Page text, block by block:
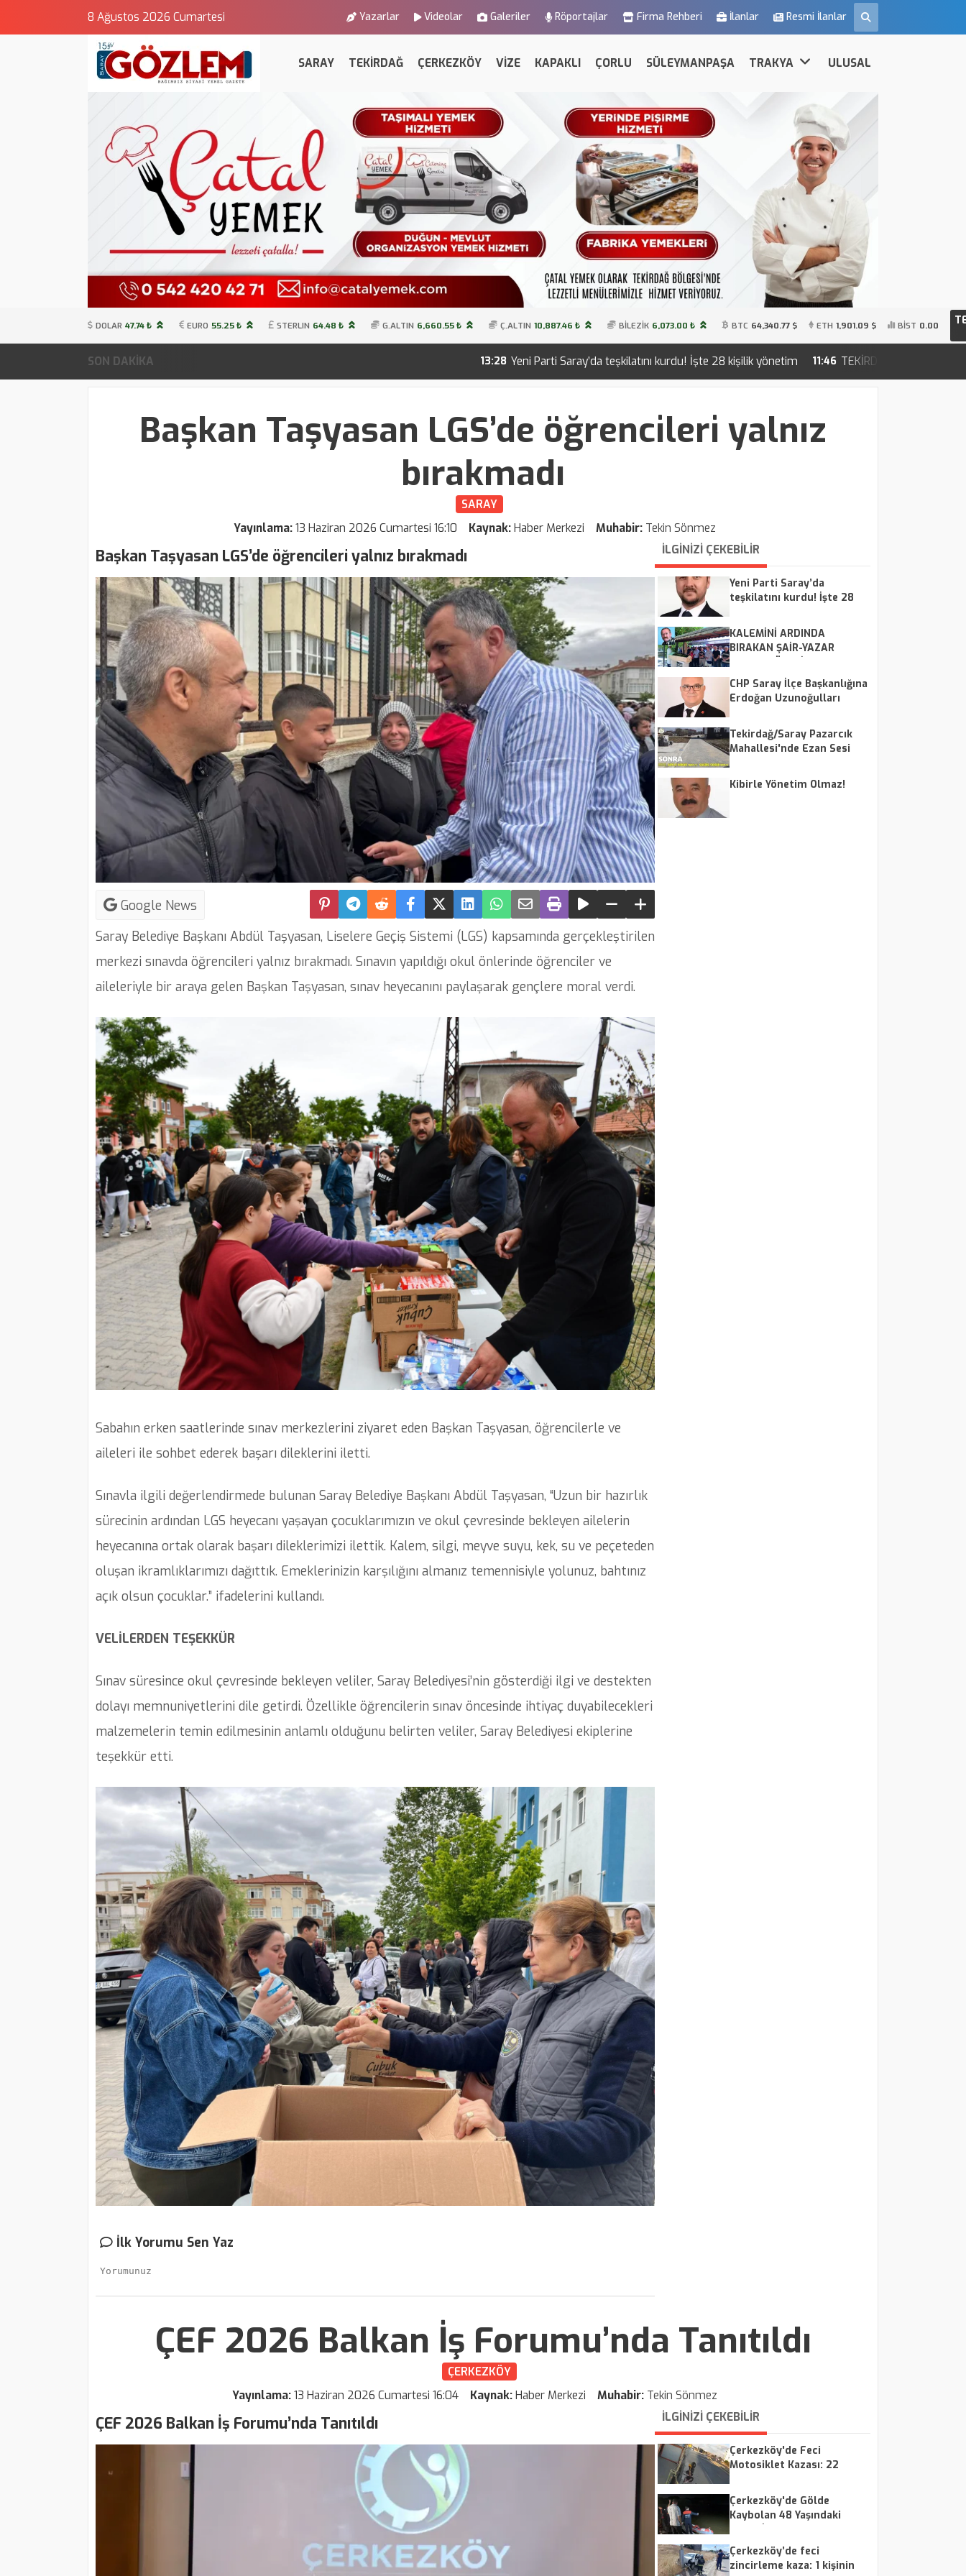
8 Ağustos 2026 Cumartesi Yazarlar Videolar Galeriler Röportajlar Firma Rehberi İlanlar Resmi İlanlar
SARAY TEKİRDAĞ ÇERKEZKÖY VİZE KAPAKLI ÇORLU SÜLEYMANPAŞA TRAKYA ULUSAL
DOLAR 47.74 ₺ EURO 55.25 ₺ STERLIN 64.48 ₺ G.ALTIN 6,660.55 ₺ Ç.ALTIN 10,887.46 ₺ BİLEZİK 6,073.00 ₺ BTC 64,340.77 $ ETH 1,901.09 $ BİST 0.00
SON DAKİKA Yeni Parti Saray’da teşkilatını kurdu! İşte 28 kişilik yönetim 11:46 TEKİRDAĞ SAHİLLERİNDE YENİ NESİL İNSANSIZ
Başkan Taşyasan LGS’de öğrencileri yalnız
bırakmadı
SARAY
Yayınlama:13 Haziran 2026 Cumartesi 16:10 Kaynak: Haber Merkezi Muhabir: Tekin Sönmez
Başkan Taşyasan LGS’de öğrencileri yalnız bırakmadı
Google News
Saray Belediye Başkanı Abdül Taşyasan, Liselere Geçiş Sistemi (LGS) kapsamında gerçekleştirilen
merkezi sınavda öğrencileri yalnız bırakmadı. Sınavın yapıldığı okul önlerinde öğrenciler ve
aileleriyle bir araya gelen Başkan Taşyasan, sınav heyecanını paylaşarak gençlere moral verdi.
Sabahın erken saatlerinde sınav merkezlerini ziyaret eden Başkan Taşyasan, öğrencilerle ve
aileleri ile sohbet ederek başarı dileklerini iletti.
Sınavla ilgili değerlendirmede bulunan Saray Belediye Başkanı Abdül Taşyasan, “Uzun bir hazırlık
sürecinin ardından LGS heyecanı yaşayan çocuklarımızın ve okul çevresinde bekleyen ailelerin
heyecanına ortak olarak başarı dileklerimizi ilettik. Kalem, silgi, meyve suyu, kek, su ve peçeteden
oluşan ikramlıklarımızı dağıttık. Emeklerinizin karşılığını almanız temennisiyle yolunuz, bahtınız
açık olsun çocuklar.” ifadelerini kullandı.
VELİLERDEN TEŞEKKÜR
Sınav süresince okul çevresinde bekleyen veliler, Saray Belediyesi’nin gösterdiği ilgi ve destekten
dolayı memnuniyetlerini dile getirdi. Özellikle öğrencilerin sınav öncesinde ihtiyaç duyabilecekleri
malzemelerin temin edilmesinin anlamlı olduğunu belirten veliler, Saray Belediyesi ekiplerine
teşekkür etti.
İlk Yorumu Sen Yaz
İLGİNİZİ ÇEKEBİLİR
Yeni Parti Saray’da
teşkilatını kurdu! İşte 28
KALEMİNİ ARDINDA
BIRAKAN ŞAİR-YAZAR
SON VEDA
CHP Saray İlçe Başkanlığına
Erdoğan Uzunoğulları
Tekirdağ/Saray Pazarcık
Mahallesi'nde Ezan Sesi
Düzenlemesi Talep Ediyor
Kibirle Yönetim Olmaz!
ÇEF 2026 Balkan İş Forumu’nda Tanıtıldı
ÇERKEZKÖY
Yayınlama:13 Haziran 2026 Cumartesi 16:04 Kaynak: Haber Merkezi Muhabir: Tekin Sönmez
ÇEF 2026 Balkan İş Forumu’nda Tanıtıldı İLGİNİZİ ÇEKEBİLİR
Çerkezköy'de Feci
Motosiklet Kazası: 22
Kaybetti
Çerkezköy'de Gölde
Kaybolan 48 Yaşındaki
Çalışmaları Sürüyor
Çerkezköy’de feci
zincirleme kaza: 1 kişinin